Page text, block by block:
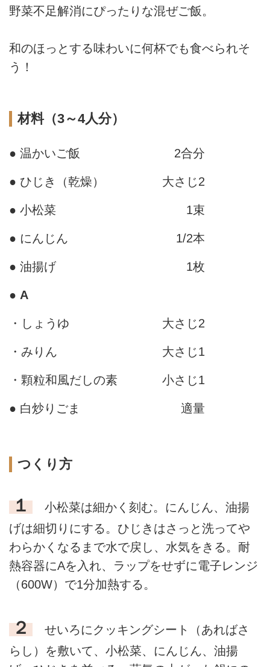
野菜不足解消にぴったりな混ぜご飯。
和のほっとする味わいに何杯でも食べられそ
う！
材料（3～4人分）
● 温かいご飯 2合分
● ひじき（乾燥） 大さじ2
● 小松菜 1束
● にんじん 1/2本
● 油揚げ 1枚
● A
・しょうゆ 大さじ2
・みりん 大さじ1
・顆粒和風だしの素 小さじ1
● 白炒りごま 適量
つくり方
１
小松菜は細かく刻む。にんじん、油揚
げは細切りにする。ひじきはさっと洗ってや
わらかくなるまで水で戻し、水気をきる。耐
熱容器にAを入れ、ラップをせずに電子レンジ
（600W）で1分加熱する。
２
せいろにクッキングシート（あればさ
らし）を敷いて、小松菜、にんじん、油揚